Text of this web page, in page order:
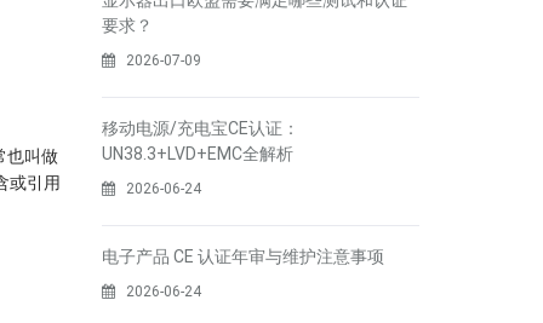
也叫做
或引用
要求？
2026-07-09
移动电源/充电宝CE认证：
UN38.3+LVD+EMC全解析
2026-06-24
电子产品 CE 认证年审与维护注意事项
2026-06-24